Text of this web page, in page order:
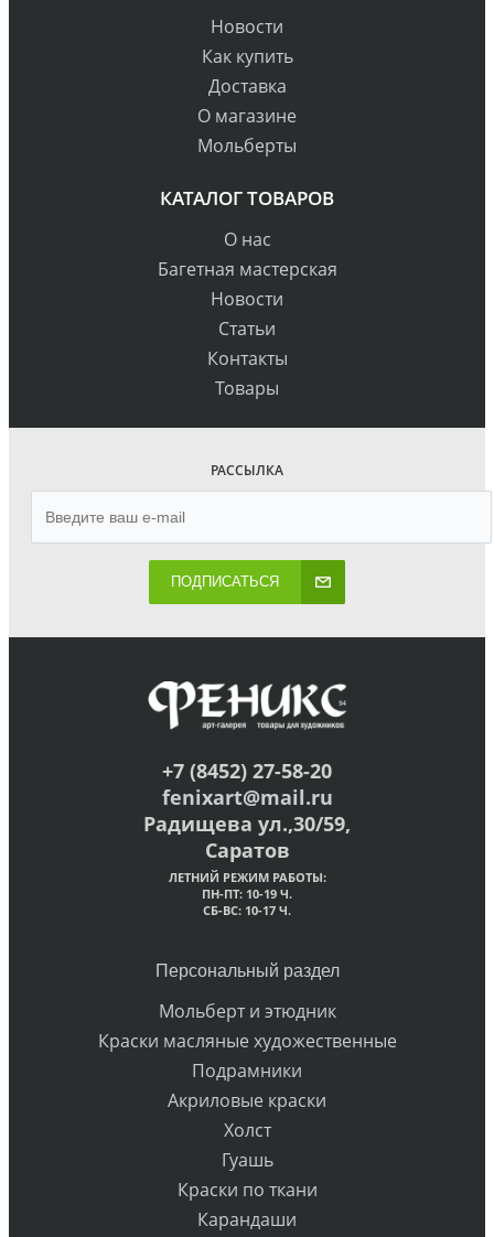
Новости
Как купить
Доставка
О магазине
Мольберты
КАТАЛОГ ТОВАРОВ
О нас
Багетная мастерская
Новости
Статьи
Контакты
Товары
РАССЫЛКА
ПОДПИСАТЬСЯ
+7 (8452) 27-58-20
fenixart@mail.ru
Радищева ул.,30/59,
Саратов
ЛЕТНИЙ РЕЖИМ РАБОТЫ:
ПН-ПТ: 10-19 Ч.
СБ-ВС: 10-17 Ч.
Персональный раздел
Мольберт и этюдник
Краски масляные художественные
Подрамники
Акриловые краски
Холст
Гуашь
Краски по ткани
Карандаши